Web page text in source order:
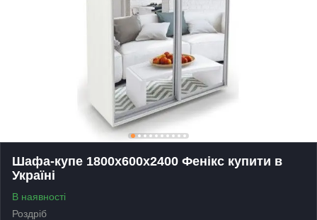
Шафа-купе 1800x600х2400 Фенікс купити в
Україні
В наявності
Роздріб